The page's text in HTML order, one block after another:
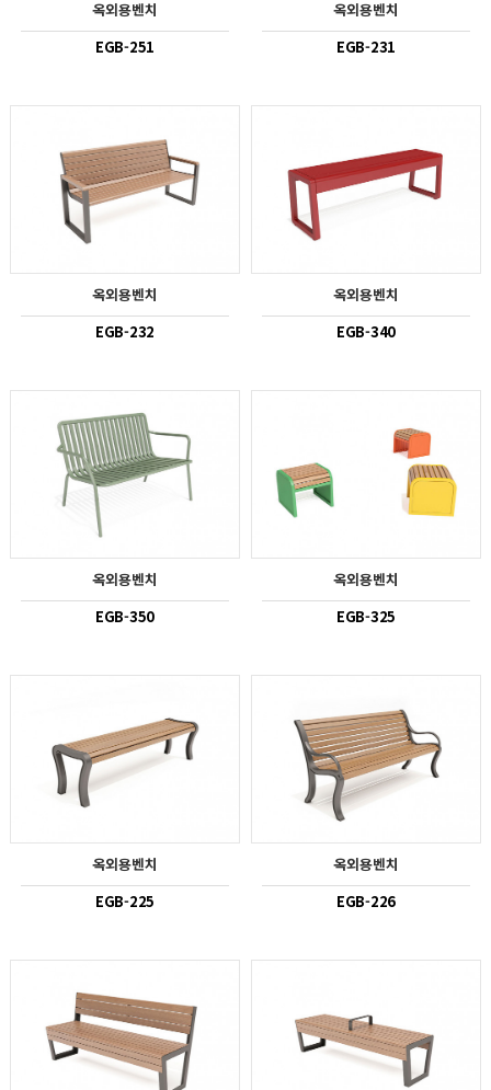
옥외용벤치
EGB-251
옥외용벤치
EGB-231
옥외용벤치
EGB-232
옥외용벤치
EGB-340
옥외용벤치
EGB-350
옥외용벤치
EGB-325
옥외용벤치
EGB-225
옥외용벤치
EGB-226